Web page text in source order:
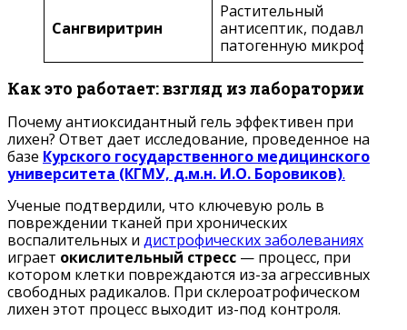
Сангвиритрин
Растительный
антисептик, подавляет
патогенную микрофлору
Как это работает: взгляд из лаборатории
Почему антиоксидантный гель эффективен при
лихен? Ответ дает исследование, проведенное на
базе Курского государственного медицинского
университета (КГМУ, д.м.н. И.О. Боровиков).
Ученые подтвердили, что ключевую роль в
повреждении тканей при хронических
воспалительных и дистрофических заболеваниях
играет окислительный стресс — процесс, при
котором клетки повреждаются из-за агрессивных
свободных радикалов. При склероатрофическом
лихен этот процесс выходит из-под контроля.